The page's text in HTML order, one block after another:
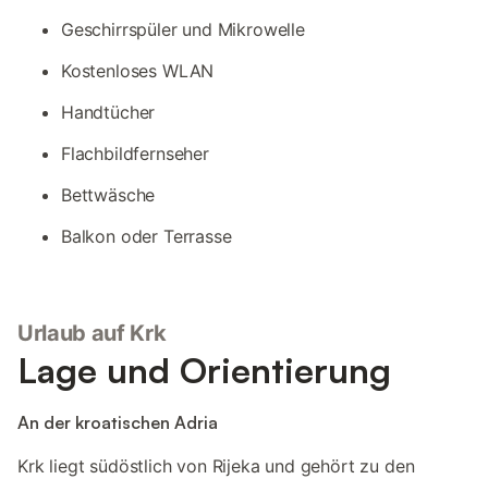
Geschirrspüler und Mikrowelle
Kostenloses WLAN
Handtücher
Flachbildfernseher
Bettwäsche
Balkon oder Terrasse
Urlaub auf Krk
Lage und Orientierung
An der kroatischen Adria
Krk liegt südöstlich von Rijeka und gehört zu den